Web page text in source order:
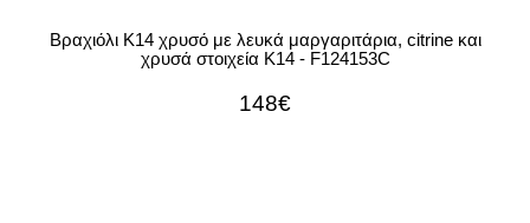
Βραχιόλι Κ14 χρυσό με λευκά μαργαριτάρια, citrine και
χρυσά στοιχεία Κ14 - F124153C
148€